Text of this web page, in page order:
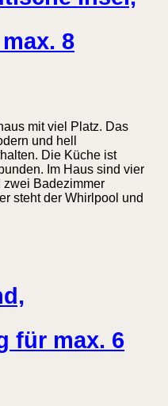
8
mit viel Platz. Das
und hell
Die Küche ist
Im Haus sind vier
zwei Badezimmer
steht der Whirlpool und
für max. 6